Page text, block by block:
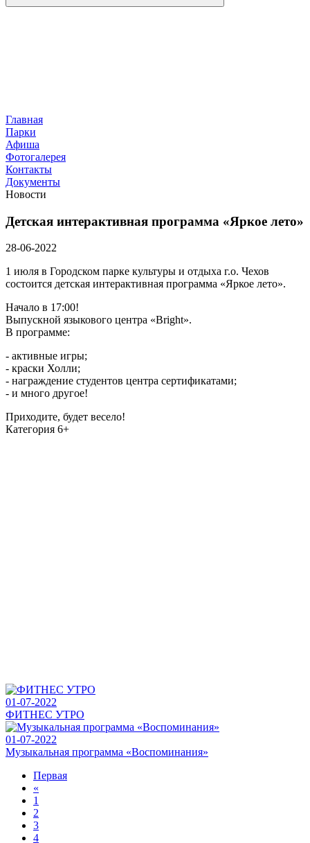
Главная
Парки
Афиша
Фотогалерея
Контакты
Документы
Новости
Детская интерактивная программа «Яркое лето»
28-06-2022
1 июля в Городском парке культуры и отдыха г.о. Чехов
состоится детская интерактивная программа «Яркое лето».
Начало в 17:00!
Выпускной языкового центра «Bright».
В программе:
- активные игры;
- краски Холли;
- награждение студентов центра сертификатами;
- и много другое!
Приходите, будет весело!
Категория 6+
01-07-2022
ФИТНЕС УТРО
01-07-2022
Музыкальная программа «Воспоминания»
Первая
«
1
2
3
4